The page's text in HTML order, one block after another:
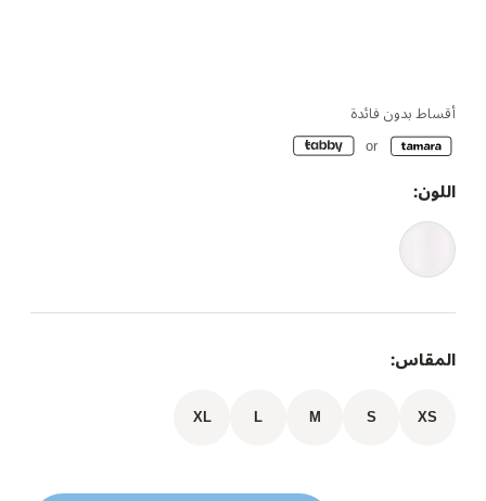
أقساط بدون فائدة
اللون:
المقاس:
XS
S
M
L
XL